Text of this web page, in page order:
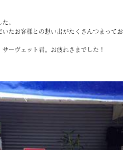
。
たお客様との想い出がたくさんつまってお
ーヴェット君。お疲れさまでした！